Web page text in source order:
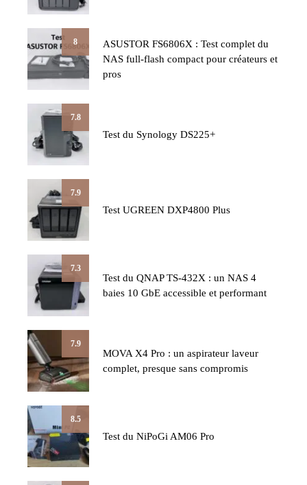
8
ASUSTOR FS6806X : Test complet du
NAS full-flash compact pour créateurs et
pros
7.8
Test du Synology DS225+
7.9
Test UGREEN DXP4800 Plus
7.3
Test du QNAP TS-432X : un NAS 4
baies 10 GbE accessible et performant
7.9
MOVA X4 Pro : un aspirateur laveur
complet, presque sans compromis
8.5
Test du NiPoGi AM06 Pro